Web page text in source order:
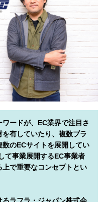
ワードが、EC業界で注目さ
有していたり、複数ブラ
のECサイトを展開してい
て事業展開するEC事業者
で重要なコンセプトとい